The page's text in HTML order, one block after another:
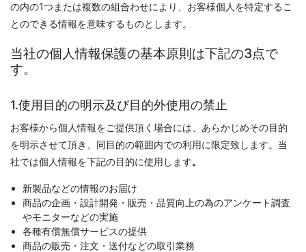
の内の1つまたは複数の組合わせにより、お客様個人を特定するこ
とのできる情報を意味するものとします。
当社の個人情報保護の基本原則は下記の3点で
す。
1.使用目的の明示及び目的外使用の禁止
お客様から個人情報をご提供頂く場合には、あらかじめその目的
を明示させて頂き、同目的の範囲内での利用に限定致します。当
社では個人情報を下記の目的に使用します。
新製品などの情報のお届け
商品の企画・設計開発・販売・品質向上の為のアンケート調査
やモニターなどの実施
各種有償無償サービスの提供
商品の販売・注文・送付などの取引業務